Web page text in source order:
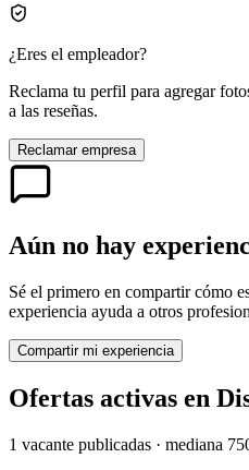
¿Eres el empleador?
Reclama tu perfil para agregar
a las reseñas.
Reclamar empresa
Aún no hay
Sé el primero en compartir cómo
experiencia ayuda a otros
Compartir mi experiencia
Ofertas activas en
1 vacante publicadas · mediana